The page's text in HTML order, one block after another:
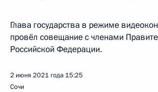
Глава государства в режиме
провёл совещание с членами
Российской Федерации.
2 июня 2021 года 15:25
Сочи